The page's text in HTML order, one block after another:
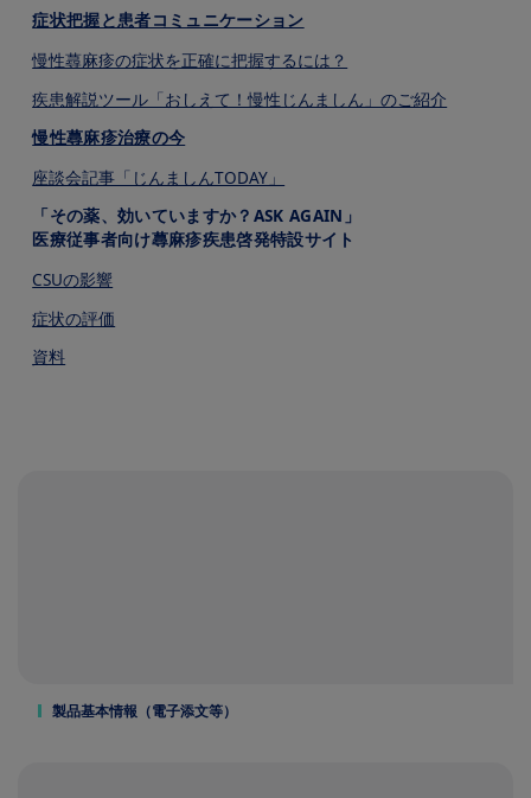
症状把握と患者コミュニケーション
慢性蕁⿇疹の症状を正確に把握するには？
疾患解説ツール「おしえて！慢性じんましん」のご紹介
慢性蕁⿇疹治療の今
座談会記事「じんましんTODAY」
「その薬、効いていますか？ASK AGAIN」
医療従事者向け蕁麻疹疾患啓発特設サイト
CSUの影響
症状の評価
資料
製品基本情報（電子添文等）